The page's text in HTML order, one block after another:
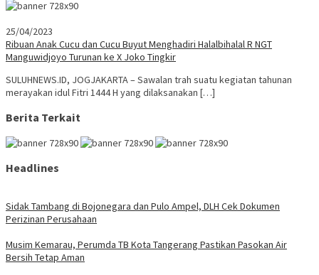
25/04/2023
Ribuan Anak Cucu dan Cucu Buyut Menghadiri Halalbihalal R NGT
Manguwidjoyo Turunan ke X Joko Tingkir
SULUHNEWS.ID, JOGJAKARTA – Sawalan trah suatu kegiatan tahunan
merayakan idul Fitri 1444 H yang dilaksanakan […]
Berita Terkait
Headlines
Sidak Tambang di Bojonegara dan Pulo Ampel, DLH Cek Dokumen
Perizinan Perusahaan
Musim Kemarau, Perumda TB Kota Tangerang Pastikan Pasokan Air
Bersih Tetap Aman